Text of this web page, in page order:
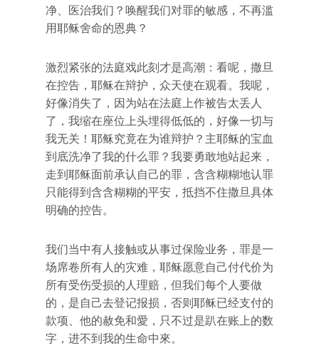
净、医治我们？唤醒我们对罪的敏感，不再滥
用耶稣舍命的恩典？
激烈紧张的法庭戏此刻才是高潮：看呢，撒旦
在控告，耶稣在辩护，众天使在观看。我呢，
好像消失了，因为站在法庭上作被告太丢人
了，我缩在座位上头埋得低低的，好像一切与
我无关！耶稣究竟在为谁辩护？主耶稣的宝血
到底洗净了我的什么罪？我要勇敢地站起来，
走到耶稣面前承认自己的罪，含含糊糊地认罪
只能得到含含糊糊的平安，抵挡不住撒旦具体
明确的控告。
我们当中有人接触或从事过保险业务，罪是一
场席卷所有人的灾难，耶稣愿意自己付代价为
所有受伤受损的人理赔，但我们每个人要做
的，是自己去登记报损，否则耶稣已经支付的
款项、他的赦免和愛，只不过是趴在账上的数
字，进不到我的生命中來。